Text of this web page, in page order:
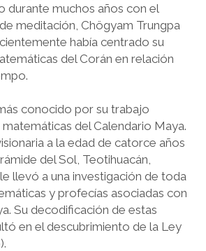
durante muchos años con el
meditación, Chögyam Trungpa
había centrado su
del Corán en relación
conocido por su trabajo
del Calendario Maya.
a la edad de catorce años
del Sol, Teotihuacán,
llevó a una investigación de toda
y profecías asociadas con
Su decodificación de estas
en el descubrimiento de la Ley